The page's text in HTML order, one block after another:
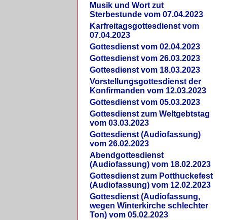
Musik und Wort zut
Sterbestunde vom 07.04.2023
Karfreitagsgottesdienst vom
07.04.2023
Gottesdienst vom 02.04.2023
Gottesdienst vom 26.03.2023
Gottesdienst vom 18.03.2023
Vorstellungsgottesdienst der
Konfirmanden vom 12.03.2023
Gottesdienst vom 05.03.2023
Gottesdienst zum Weltgebtstag
vom 03.03.2023
Gottesdienst (Audiofassung)
vom 26.02.2023
Abendgottesdienst
(Audiofassung) vom 18.02.2023
Gottesdienst zum Potthuckefest
(Audiofassung) vom 12.02.2023
Gottesdienst (Audiofassung,
wegen Winterkirche schlechter
Ton) vom 05.02.2023